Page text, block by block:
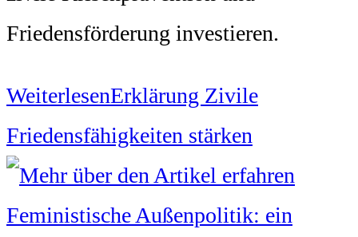
Friedensförderung investieren.
WeiterlesenErklärung Zivile
Friedensfähigkeiten stärken